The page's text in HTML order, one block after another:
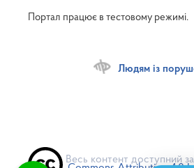
Портал працює в тестовому режимі.
Людям із
Весь контент доступний